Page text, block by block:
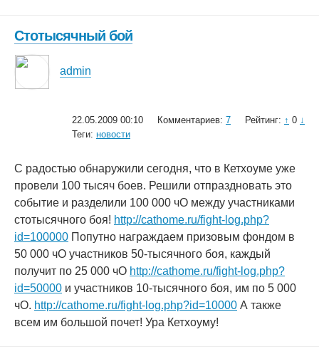
Стотысячный бой
admin
22.05.2009 00:10 Комментариев: 7 Рейтинг: ↑ 0 ↓
Теги: новости
С радостью обнаружили сегодня, что в Кетхоуме уже
провели 100 тысяч боев. Решили отпраздновать это
событие и разделили 100 000 чО между участниками
стотысячного боя! http://cathome.ru/fight-log.php?
id=100000 Попутно награждаем призовым фондом в
50 000 чО участников 50-тысячного боя, каждый
получит по 25 000 чО http://cathome.ru/fight-log.php?
id=50000 и участников 10-тысячного боя, им по 5 000
чО. http://cathome.ru/fight-log.php?id=10000 А также
всем им большой почет! Ура Кетхоуму!